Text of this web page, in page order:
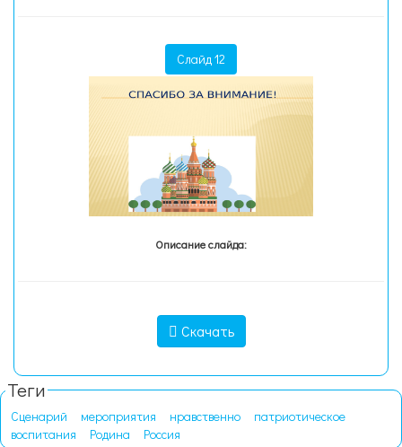
Слайд 12
Описание слайда:
Скачать
Теги
Сценарий мероприятия нравственно
патриотическое
воспитания
Родина
Россия